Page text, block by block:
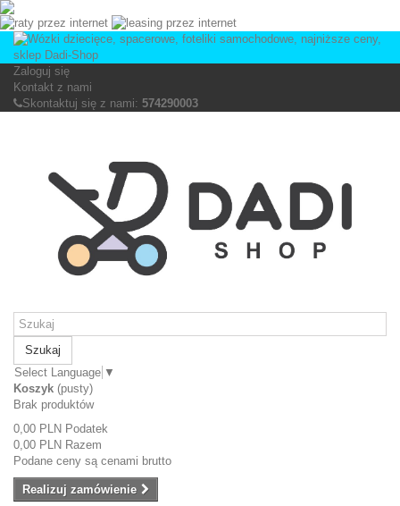
Zaloguj się
Kontakt z nami
Skontaktuj się z nami: 574290003
Szukaj
Select Language ▼
Koszyk (pusty)
Brak produktów
0,00 PLN Podatek
0,00 PLN Razem
Podane ceny są cenami brutto
Realizuj zamówienie